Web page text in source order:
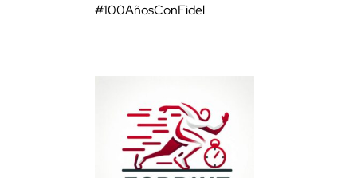
#100AñosConFidel